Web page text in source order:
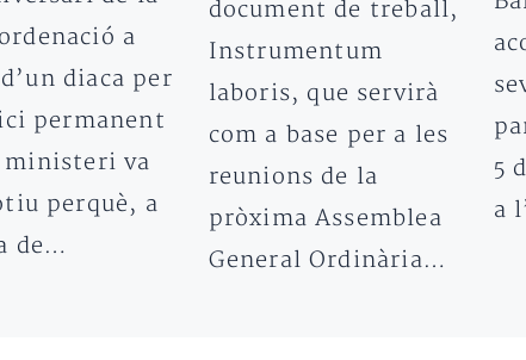
a
diaca per
permanent
ministeri va
perquè, a
de…
document de treball,
Instrumentum
laboris, que servirà
com a base per a les
reunions de la
pròxima Assemblea
General Ordinària…
5
a